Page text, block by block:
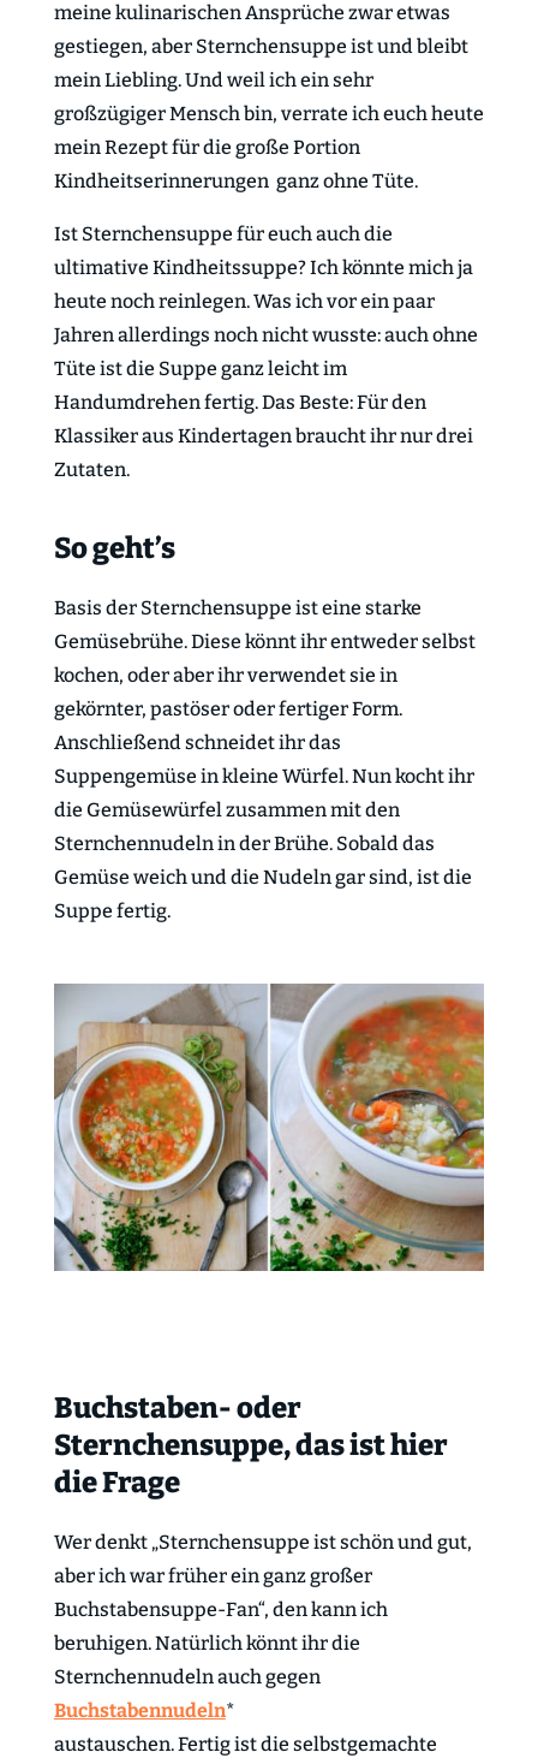
meine kulinarischen Ansprüche zwar etwas
gestiegen, aber Sternchensuppe ist und bleibt
mein Liebling. Und weil ich ein sehr
großzügiger Mensch bin, verrate ich euch heute
mein Rezept für die große Portion
Kindheitserinnerungen ganz ohne Tüte.
Ist Sternchensuppe für euch auch die
ultimative Kindheitssuppe? Ich könnte mich ja
heute noch reinlegen. Was ich vor ein paar
Jahren allerdings noch nicht wusste: auch ohne
Tüte ist die Suppe ganz leicht im
Handumdrehen fertig. Das Beste: Für den
Klassiker aus Kindertagen braucht ihr nur drei
Zutaten.
So geht’s
Basis der Sternchensuppe ist eine starke
Gemüsebrühe. Diese könnt ihr entweder selbst
kochen, oder aber ihr verwendet sie in
gekörnter, pastöser oder fertiger Form.
Anschließend schneidet ihr das
Suppengemüse in kleine Würfel. Nun kocht ihr
die Gemüsewürfel zusammen mit den
Sternchennudeln in der Brühe. Sobald das
Gemüse weich und die Nudeln gar sind, ist die
Suppe fertig.
Buchstaben- oder
Sternchensuppe, das ist hier
die Frage
Wer denkt „Sternchensuppe ist schön und gut,
aber ich war früher ein ganz großer
Buchstabensuppe-Fan“, den kann ich
beruhigen. Natürlich könnt ihr die
Sternchennudeln auch gegen
Buchstabennudeln*
austauschen. Fertig ist die selbstgemachte